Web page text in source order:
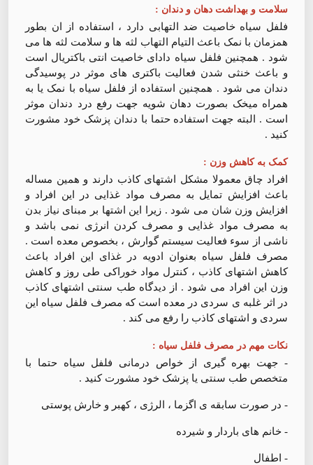
سلامت و بهداشت دهان و دندان :
فلفل سیاه خاصیت ضد التهابی دارد ، استفاده از ان بطور
همزمان با نمک باعث التیام التهاب لثه ها و سلامت لثه ها می
شود . همچنین فلفل سیاه دادای خاصیت انتی باکتریال است
و باعث خنثی شدن فعالیت باکتری های موثر در پوسیدگی
دندان می شود . همچنین استفاده از فلفل سیاه با نمک یا به
همراه میخک بصورت دهان شویه جهت رفع درد دندان موثر
است . البته جهت استفاده حتما با دندان پزشک خود مشورت
کنید .
کمک به کاهش وزن :
افراد چاق معمولا مشکل اشتهای کاذب دارند و همین مساله
باعث افزایش تمایل به مصرف مواد غذایی در این افراد و
افزایش وزن شان می شود . زیرا این اشتها بر مبنای نیاز بدن
به مصرف مواد غذایی و مصرف کردن انرژی نمی باشد و
ناشی از سوء فعالیت سیستم گوارش ، بخصوص معده است .
مصرف فلفل سیاه بعنوان ادویه در غذای این افراد باعث
کاهش اشتهای کاذب ، کنترل مواد خوراکی طی روز و کاهش
وزن این افراد می شود . از دیدگاه طب سنتی اشتهای کاذب
در اثر غلبه ی سردی در معده است که مصرف فلفل سیاه این
سردی و اشتهای کاذب را رفع می کند .
نکات مهم در مصرف فلفل سیاه :
- جهت بهره گیری از خواص درمانی فلفل سیاه حتما با
متخصص طب سنتی یا پزشک خود مشورت کنید .
- در صورت سابقه ی اگزما ، الرژی ، کهبر و خارش پوستی
- خانم های باردار و شیرده
- اطفال